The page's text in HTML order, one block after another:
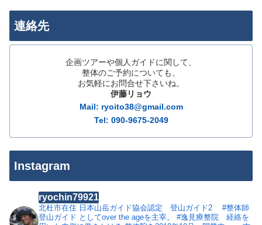
連絡先
企画ツアーや個人ガイドに関して、
整体のご予約についても、
お気軽にお問合せ下さいね。
伊藤リョウ
Mail: ryoito38@gmail.com
Tel: 090-9675-2049
Instagram
ryochin79921
北杜市在住 日本山岳ガイド協会認定 登山ガイド2
#整体師
登山ガイド としてover the ageを主宰。
#逸見療整院 経絡を